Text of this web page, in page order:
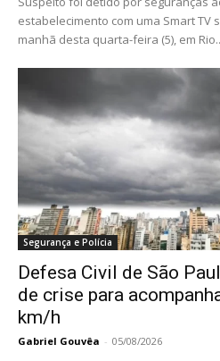
estabelecimento com uma Smart TV
manhã desta quarta-feira (5), em
Segurança e Polícia
Defesa Civil de São
de crise para
km/h
Gabriel Gouvêa - 05/08/2026